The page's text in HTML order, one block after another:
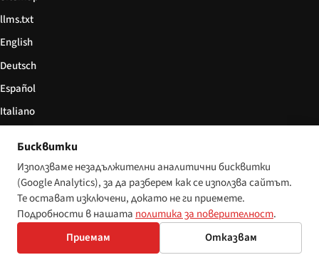
llms.txt
English
Deutsch
Español
Italiano
© 2026 Disability World. Всички права запазени. Настройки за бисквитки
DeutschEspañol 简体中文PolskiFrançais
Бисквитки
Използваме незадължителни аналитични бисквитки
(Google Analytics), за да разберем как се използва сайтът.
Те остават изключени, докато не ги приемете.
Подробности в нашата политика за поверителност.
Приемам
Отказвам